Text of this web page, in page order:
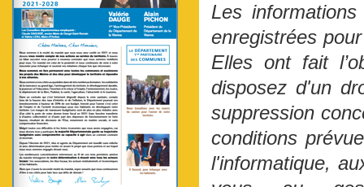
Les
enregistrées
Elles ont fait
disposez d'un
suppression
conditions
l'informatique,